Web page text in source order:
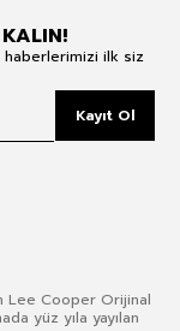
haberlerimizi ilk siz
Kayıt Ol
Lee Cooper Orijinal
yüz yıla yayılan